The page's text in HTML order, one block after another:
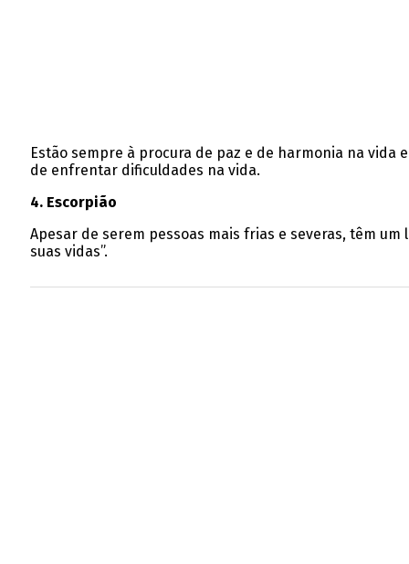
Estão sempre à procura de paz e de harmonia na vida
de enfrentar dificuldades na vida.
4. Escorpião
Apesar de serem pessoas mais frias e severas, têm
suas vidas”.